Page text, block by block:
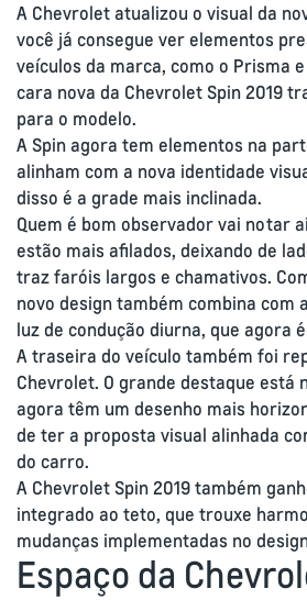
A Chevrolet atualizou o visual da
você já consegue ver elementos
veículos da marca, como o Prisma
cara nova da Chevrolet Spin 2019
para o modelo.
A Spin agora tem elementos na
alinham com a nova identidade
disso é a grade mais inclinada.
Quem é bom observador vai notar
estão mais afilados, deixando de
traz faróis largos e chamativos.
novo design também combina com
luz de condução diurna, que agora é
A traseira do veículo também foi
Chevrolet. O grande destaque está
agora têm um desenho mais
de ter a proposta visual alinhada
do carro.
A Chevrolet Spin 2019 também
integrado ao teto, que trouxe
mudanças implementadas no
Espaço da